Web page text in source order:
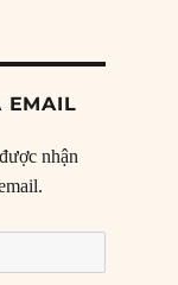
EMAIL
nhận